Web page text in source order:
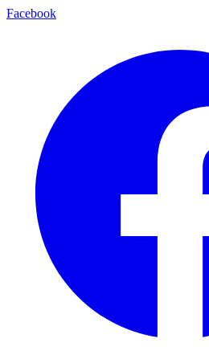
Facebook